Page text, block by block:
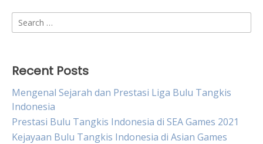
Search
for:
Recent Posts
Mengenal Sejarah dan Prestasi Liga Bulu Tangkis
Indonesia
Prestasi Bulu Tangkis Indonesia di SEA Games 2021
Kejayaan Bulu Tangkis Indonesia di Asian Games